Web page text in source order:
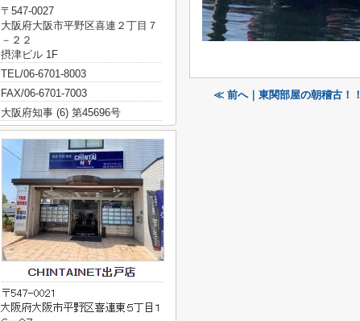
≪ 前へ｜東関部屋の朝稽古！！
〒547-0027
大阪府大阪市平野区喜連２丁目７
－２２
摂津ビル 1F
TEL/06-6701-8003
FAX/06-6701-7003
大阪府知事 (6) 第45696号